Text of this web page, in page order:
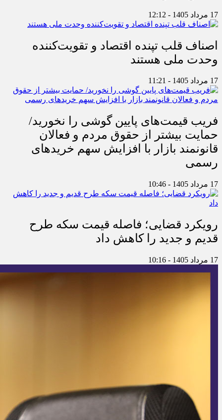
17 مرداد 1405 - 12:12
اصناف قلب تپنده اقتصاد و تقویت‌کننده
وحدت ملی هستند
17 مرداد 1405 - 11:21
فریب قیمت‌های پایین گوشی را نخورید/
حمایت بیشتر از حقوق مردم و فعالان
قانونمند بازار با افزایش سهم خریدهای
رسمی
17 مرداد 1405 - 10:46
رویکرد قضایی؛ فاصله قیمت سکه طرح
قدیم و جدید را کاهش داد
17 مرداد 1405 - 10:16